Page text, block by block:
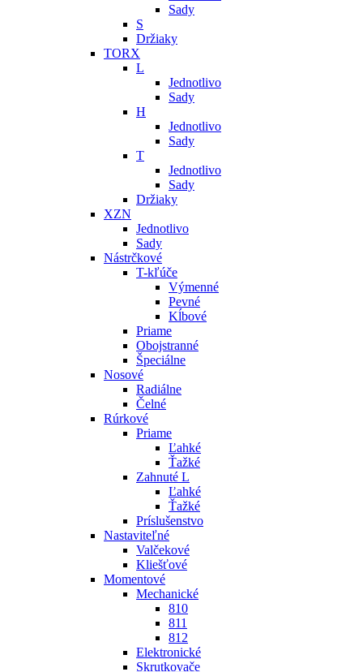
Sady
S
Držiaky
TORX
L
Jednotlivo
Sady
H
Jednotlivo
Sady
T
Jednotlivo
Sady
Držiaky
XZN
Jednotlivo
Sady
Nástrčkové
T-kľúče
Výmenné
Pevné
Kĺbové
Priame
Obojstranné
Špeciálne
Nosové
Radiálne
Čelné
Rúrkové
Priame
Ľahké
Ťažké
Zahnuté L
Ľahké
Ťažké
Príslušenstvo
Nastaviteľné
Valčekové
Kliešťové
Momentové
Mechanické
810
811
812
Elektronické
Skrutkovače